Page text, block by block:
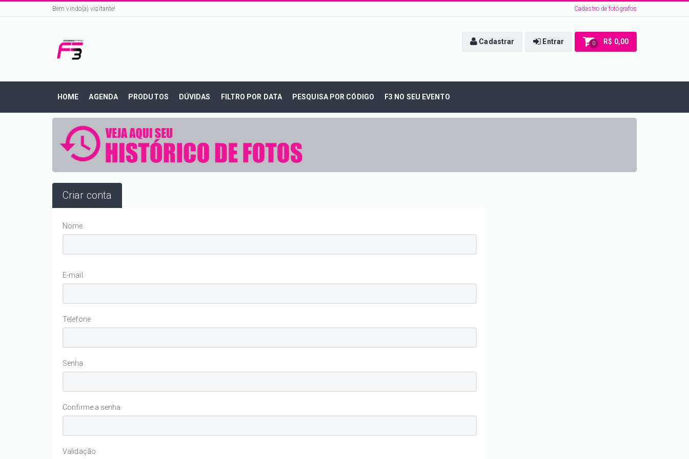
Bem vindo(a) visitante! Cadastro de fotógrafos
Cadastrar Entrar 0 R$ 0,00
HOME AGENDA PRODUTOS DÚVIDAS FILTRO POR DATA PESQUISA POR CÓDIGO F3 NO SEU EVENTO
Criar conta
Nome
E-mail
Telefone
Senha
Confirme a senha
Validação